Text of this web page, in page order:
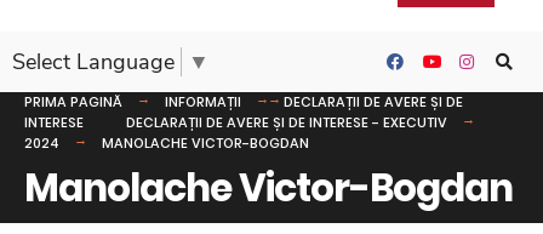
Select Language ▼
PRIMA PAGINĂ INFORMAȚII
DECLARAȚII DE AVERE ȘI DE
INTERESE
DECLARAȚII DE AVERE ȘI DE INTERESE - EXECUTIV
2024
MANOLACHE VICTOR-BOGDAN
Manolache Victor-Bogdan